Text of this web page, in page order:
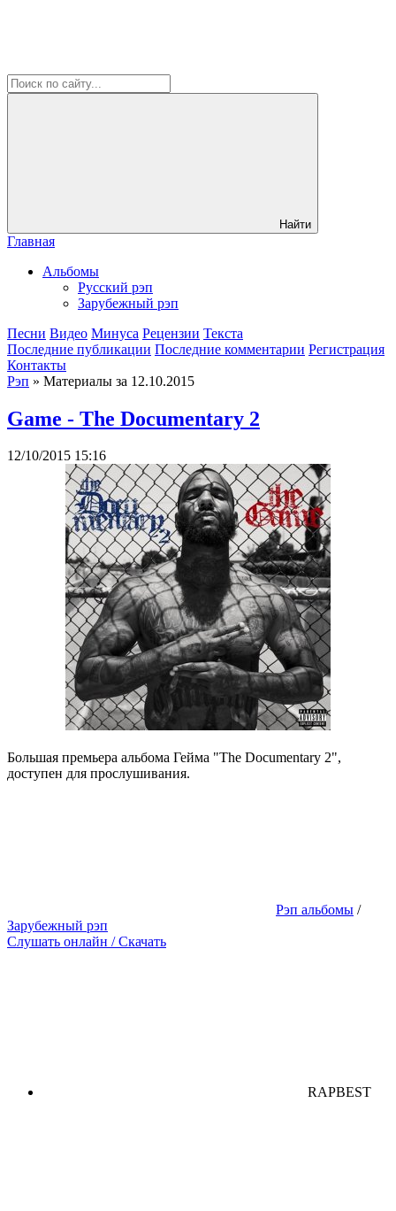
Найти
Главная
Альбомы
Русский рэп
Зарубежный рэп
Песни Видео Минуса Рецензии Текста
Последние публикации Последние комментарии Регистрация
Контакты
Рэп » Материалы за 12.10.2015
Game - The Documentary 2
12/10/2015 15:16
Большая премьера альбома Гейма "The Documentary 2",
доступен для прослушивания.
Рэп альбомы /
Зарубежный рэп
Слушать онлайн / Скачать
RAPBEST